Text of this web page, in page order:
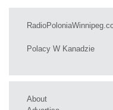
Polacy W Kanadzie
About